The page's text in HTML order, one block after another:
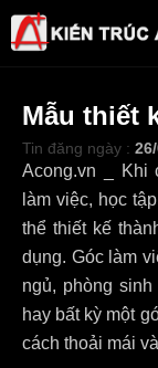
Mẫu thiết
Tin đăng ngày :
Acong.vn _ Khi
làm việc, học
thể thiết kế
dụng. Góc làm
ngủ, phòng
hay bất kỳ một
cách thoải mái